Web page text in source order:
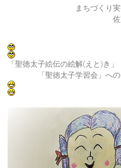
まちづくり実行
佐藤 広
「聖徳太子絵伝の絵解(えと)き」
「聖徳太子学習会」への